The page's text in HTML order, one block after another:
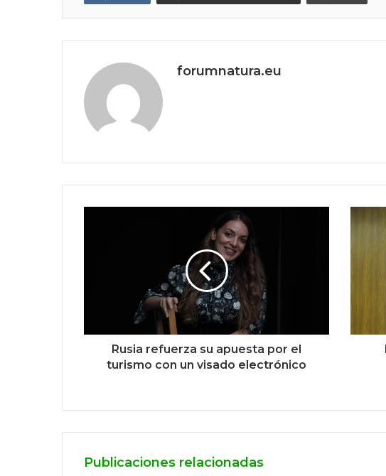
forumnatura.eu
Rusia refuerza su apuesta por el
turismo con un visado electrónico
Publicaciones relacionadas